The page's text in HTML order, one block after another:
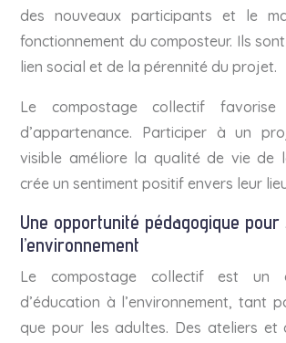
des nouveaux participants et le
fonctionnement du composteur. Ils
lien social et de la pérennité du projet.
Le compostage collectif favorise
d’appartenance. Participer à un
visible améliore la qualité de vie de
crée un sentiment positif envers leur
Une opportunité pédagogique
l’environnement
Le compostage collectif est un
d’éducation à l’environnement, tant
que pour les adultes. Des ateliers et